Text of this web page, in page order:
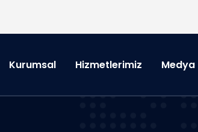
Kurumsal Hizmetlerimiz Medya